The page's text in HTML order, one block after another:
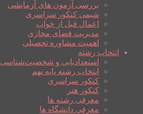
بررسی آزمون های آزمایشی
شیمی کنکور سراسری
اعمال قبل از خواب
مدیریت فضای مجازی
اهمیت مشاوره تحصیلی
انتخاب رشته
استعدادیابی و شخصیت‌شناسی
انتخاب رشته پایه نهم
کنکور سراسری
کنکور هنر
معرفی رشته ها
معرفی دانشگاه ها